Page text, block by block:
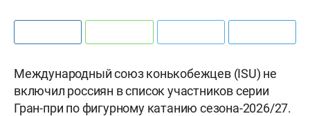
Международный союз конькобежцев (ISU) не
включил россиян в список участников серии
Гран-при по фигурному катанию сезона-2026/27.